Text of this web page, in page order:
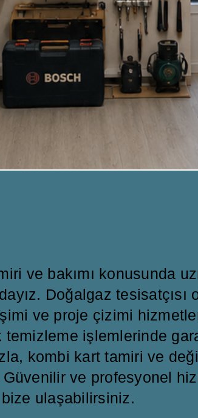
ve bakımı konusunda
Doğalgaz tesisatçısı
ve proje çizimi
temizleme işlemlerinde
kombi kart tamiri ve
Güvenilir ve profesyonel
ulaşabilirsiniz.